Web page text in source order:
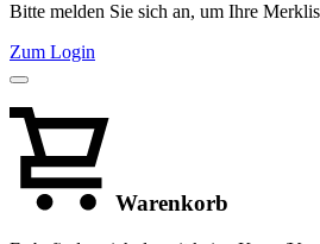
Bitte melden Sie sich an, um Ihre
Zum Login
Warenkorb